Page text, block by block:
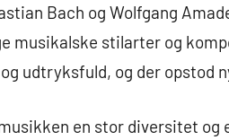
Bach og Wolfgang
musikalske stilarter og
udtryksfuld, og der opstod
en stor diversitet og